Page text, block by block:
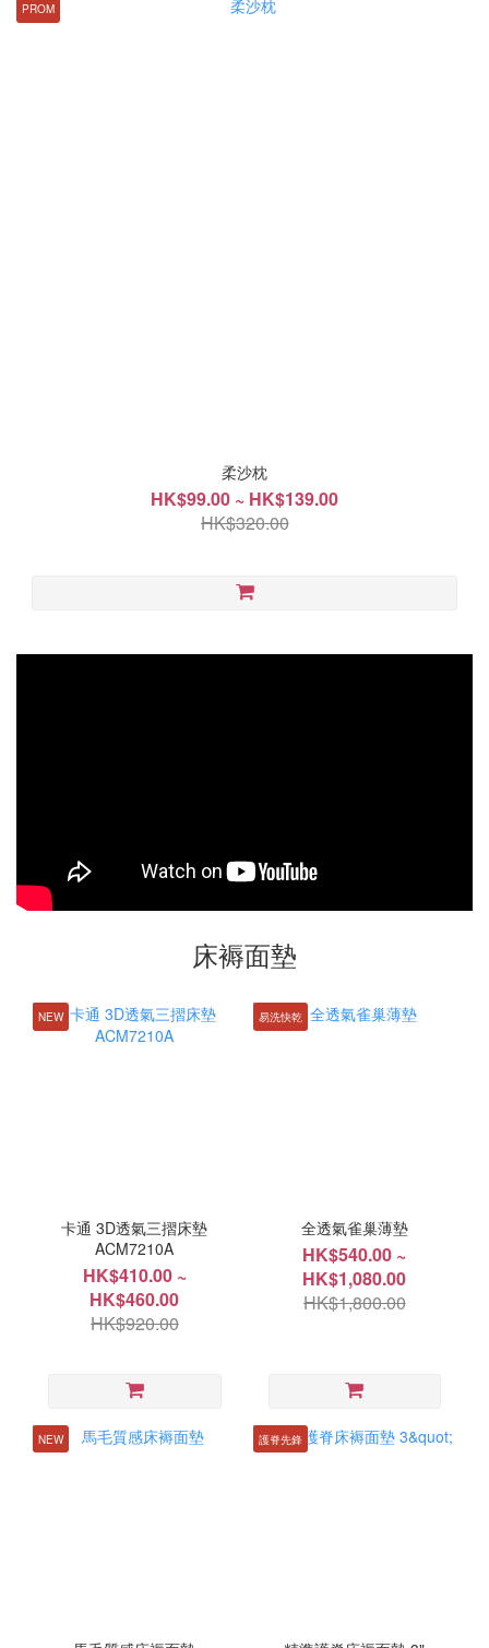
PROM
柔沙枕
HK$99.00 ~ HK$139.00
HK$320.00
床褥面墊
NEW
卡通 3D透氣三摺床墊
ACM7210A
HK$410.00 ~
HK$460.00
HK$920.00
易洗快乾
全透氣雀巢薄墊
HK$540.00 ~
HK$1,080.00
HK$1,800.00
NEW 護脊先鋒